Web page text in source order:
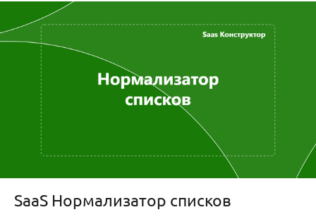
SaaS Нормализатор списков